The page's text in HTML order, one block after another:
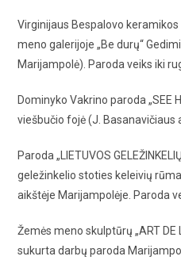
Virginijaus Bespalovo keramikos
meno galerijoje „Be durų“
Marijampolė). Paroda veiks iki
Dominyko Vakrino paroda „SEE
viešbučio fojė (J. Basanavičiaus
Paroda „LIETUVOS
geležinkelio stoties keleivių
aikštėje Marijampolėje. Paroda
Žemės meno skulptūrų „ART DE
sukurta darbų paroda